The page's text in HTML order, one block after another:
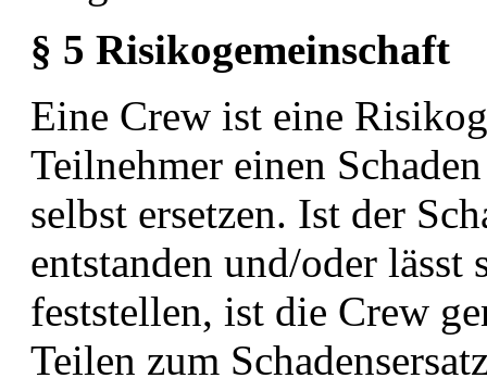
§ 5 Risikogemeinschaft
Eine Crew ist eine
Teilnehmer einen
selbst ersetzen. Ist der
entstanden und/oder lässt
feststellen, ist die Crew
Teilen zum